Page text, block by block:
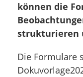
können die
strukturieren
Die Formulare